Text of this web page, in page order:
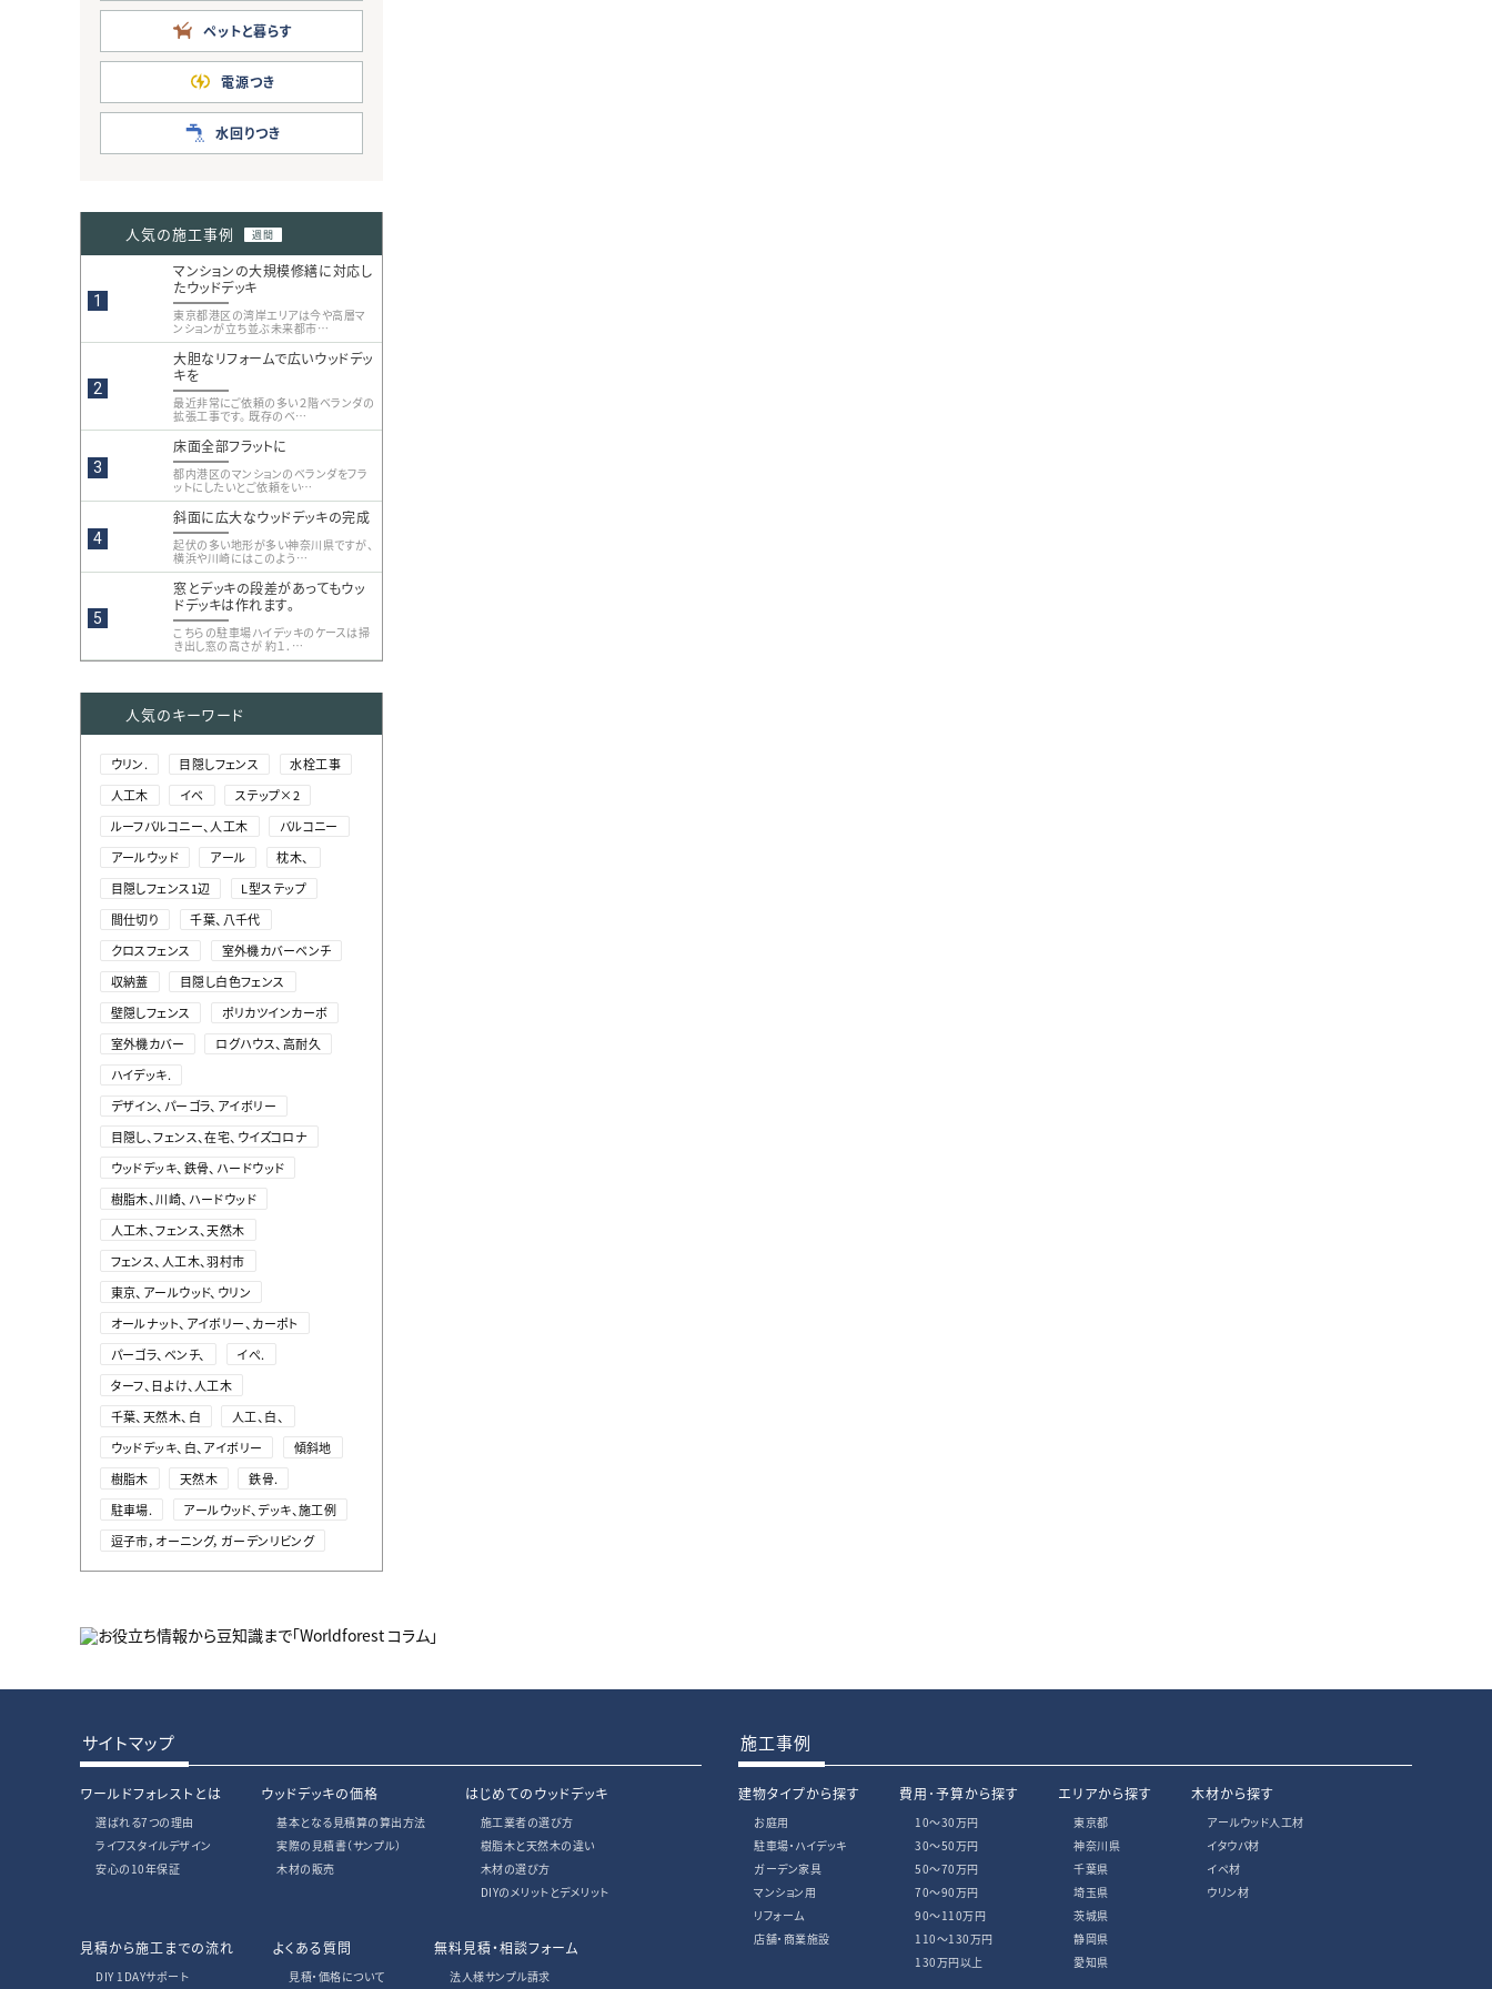
ペットと暮らす
電源つき
水回りつき
人気の施工事例 週間
マンションの大規模修繕に対応し
たウッドデッキ
東京都港区の湾岸エリアは今や高層マ
ンションが立ち並ぶ未来都市…
大胆なリフォームで広いウッドデッ
キを
最近非常にご依頼の多い２階ベランダの
拡張工事です。 既存のベ…
床面全部フラットに
都内港区のマンションのベランダをフラ
ットにしたいとご依頼をい…
斜面に広大なウッドデッキの完成
起伏の多い地形が多い神奈川県ですが、
横浜や川崎にはこのよう…
窓とデッキの段差があってもウッ
ドデッキは作れます。
こちらの駐車場ハイデッキのケースは掃
き出し窓の高さが 約１．…
人気のキーワード
ウリン. 目隠しフェンス
水栓工事
人工木
イベ
ステップ×2
ルーフバルコニー、人工木
バルコニー
アールウッド
アール
枕木、
目隠しフェンス1辺
L型ステップ
間仕切り
千葉、八千代
クロスフェンス
室外機カバーベンチ
収納蓋
目隠し白色フェンス
壁隠しフェンス
ポリカツインカーボ
室外機カバー
ログハウス、高耐久
ハイデッキ.
デザイン、パーゴラ、アイボリー
目隠し、フェンス、在宅、ウイズコロナ
ウッドデッキ、鉄骨、ハードウッド
樹脂木、川崎、ハードウッド
人工木、フェンス、天然木
フェンス、人工木、羽村市
東京、アールウッド、ウリン
オールナット、アイボリー、カーポト
パーゴラ、ベンチ、
イぺ.
ターフ、日よけ、人工木
千葉、天然木、白
人工、白、
ウッドデッキ、白、アイボリー
傾斜地
樹脂木
天然木
鉄骨.
駐車場.
アールウッド、デッキ、施工例
逗子市，オーニング，ガーデンリビング
サイトマップ
ワールドフォレストとは
選ばれる7つの理由
ライフスタイルデザイン
安心の10年保証
ウッドデッキの価格
基本となる見積算の算出方法
実際の見積書（サンプル）
木材の販売
はじめてのウッドデッキ
施工業者の選び方
樹脂木と天然木の違い
木材の選び方
DIYのメリットとデメリット
見積から施工までの流れ
DIY 1DAYサポート
よくある質問
見積・価格について
無料見積・相談フォーム
法人様サンプル請求
施工事例
建物タイプから探す
お庭用
駐車場・ハイデッキ
ガーデン家具
マンション用
リフォーム
店舗・商業施設
費用･予算から探す
10〜30万円
30〜50万円
50〜70万円
70〜90万円
90〜110万円
110〜130万円
130万円以上
エリアから探す
東京都
神奈川県
千葉県
埼玉県
茨城県
静岡県
愛知県
木材から探す
アールウッド人工材
イタウバ材
イペ材
ウリン材